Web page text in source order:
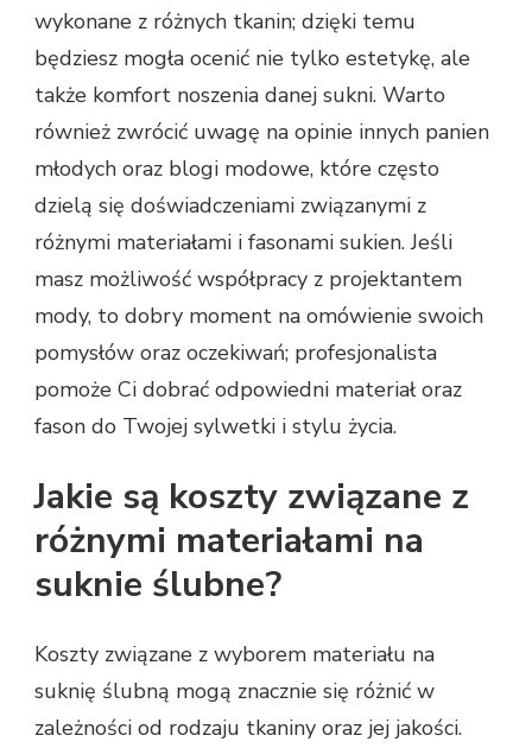
wykonane z różnych tkanin; dzięki temu
będziesz mogła ocenić nie tylko estetykę, ale
także komfort noszenia danej sukni. Warto
również zwrócić uwagę na opinie innych panien
młodych oraz blogi modowe, które często
dzielą się doświadczeniami związanymi z
różnymi materiałami i fasonami sukien. Jeśli
masz możliwość współpracy z projektantem
mody, to dobry moment na omówienie swoich
pomysłów oraz oczekiwań; profesjonalista
pomoże Ci dobrać odpowiedni materiał oraz
fason do Twojej sylwetki i stylu życia.
Jakie są koszty związane z
różnymi materiałami na
suknie ślubne?
Koszty związane z wyborem materiału na
suknię ślubną mogą znacznie się różnić w
zależności od rodzaju tkaniny oraz jej jakości.